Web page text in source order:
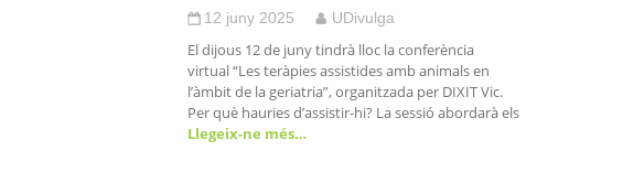
12 juny 2025 UDivulga
El dijous 12 de juny tindrà lloc la conferència
virtual “Les teràpies assistides amb animals en
l’àmbit de la geriatria”, organitzada per DIXIT Vic.
Per què hauries d’assistir-hi? La sessió abordarà els
Llegeix-ne més…